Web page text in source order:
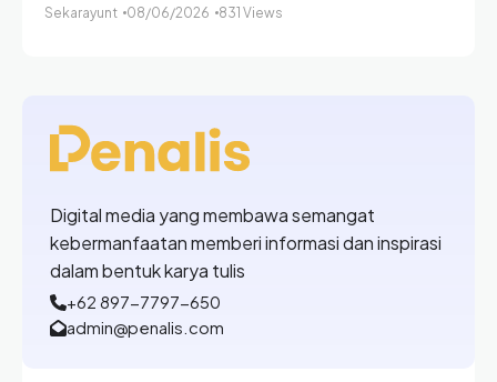
gusarEntah kebelet buang air besar atau memang
Sekarayunt 08/06/2026 831 Views
Digital media yang membawa semangat
kebermanfaatan memberi informasi dan inspirasi
dalam bentuk karya tulis
+62 897-7797-650
admin@penalis.com